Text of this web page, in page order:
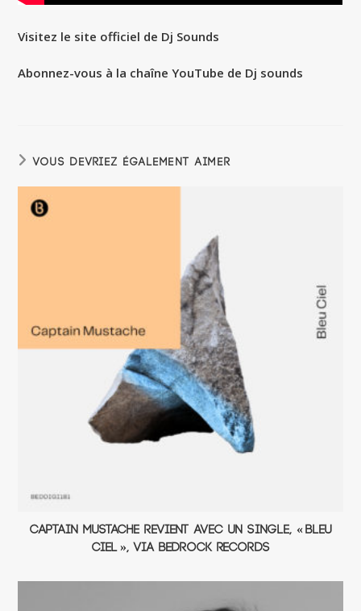
Visitez le site officiel de Dj Sounds
Abonnez-vous à la chaîne YouTube de Dj sounds
VOUS DEVRIEZ ÉGALEMENT AIMER
Captain Mustache revient avec un single, « Bleu
Ciel », via Bedrock Records